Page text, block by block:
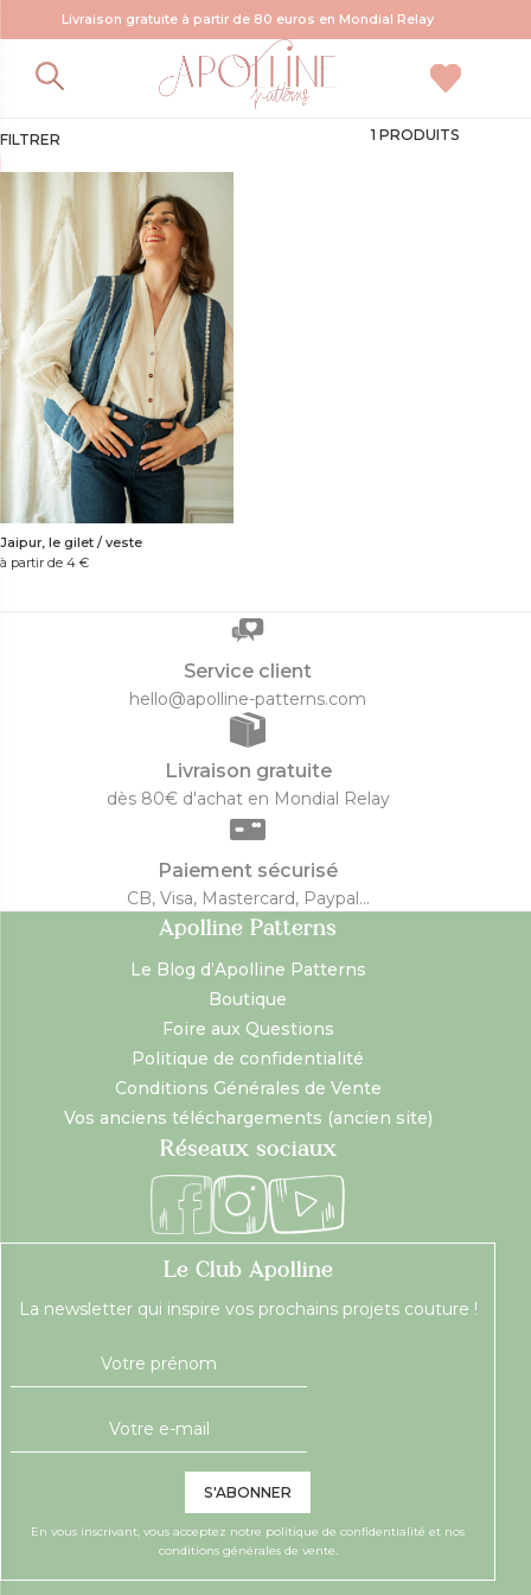
Livraison gratuite à partir de 80 euros en Mondial Relay
gilet hiver
FILTRER 1 PRODUITS
Jaipur, le gilet / veste
à partir de 4 €
Service client
hello@apolline-patterns.com
Livraison gratuite
dès 80€ d'achat en Mondial Relay
Paiement sécurisé
CB, Visa, Mastercard, Paypal...
Apolline Patterns
Le Blog d’Apolline Patterns
Boutique
Foire aux Questions
Politique de confidentialité
Conditions Générales de Vente
Vos anciens téléchargements (ancien site)
Réseaux sociaux
Le Club Apolline
La newsletter qui inspire vos prochains projets couture !
S'ABONNER
En vous inscrivant, vous acceptez notre politique de confidentialité et nos
conditions générales de vente.